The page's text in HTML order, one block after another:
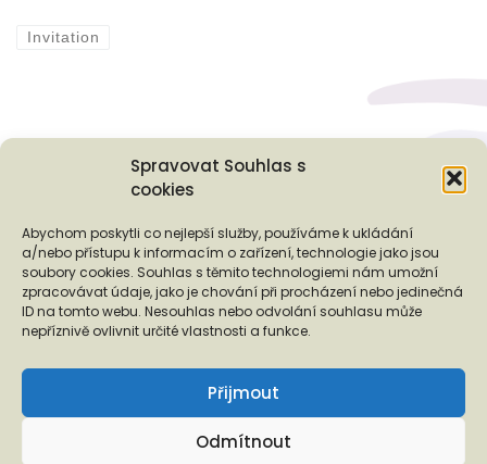
Spravovat Souhlas s
cookies
Abychom poskytli co nejlepší služby, používáme k ukládání
a/nebo přístupu k informacím o zařízení, technologie jako jsou
soubory cookies. Souhlas s těmito technologiemi nám umožní
zpracovávat údaje, jako je chování při procházení nebo jedinečná
ID na tomto webu. Nesouhlas nebo odvolání souhlasu může
nepříznivě ovlivnit určité vlastnosti a funkce.
Přijmout
Odmítnout
Invitation
Podporují nás...
❬ ❭